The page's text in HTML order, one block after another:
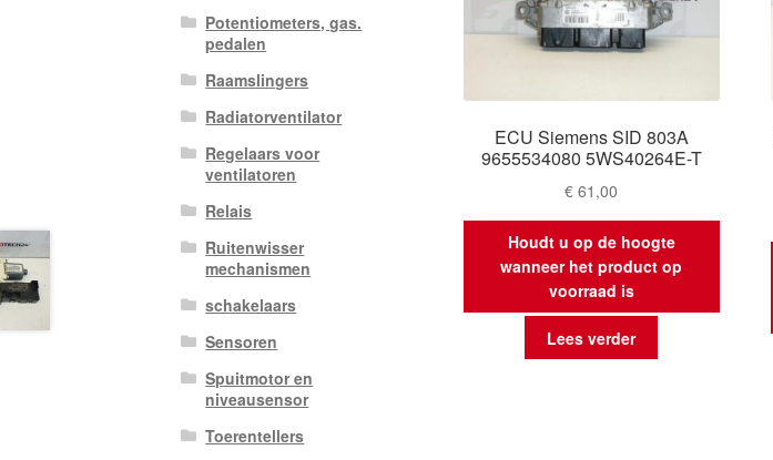
ECU Siemens SID 803A
9655534080 5WS40264E-T
€ 61,00
Houdt u op de hoogte
wanneer het product op
voorraad is
Lees verder
Potentiometers, gas.
pedalen
Raamslingers
Radiatorventilator
Regelaars voor
ventilatoren
Relais
Ruitenwisser
mechanismen
schakelaars
Sensoren
Spuitmotor en
niveausensor
Toerentellers